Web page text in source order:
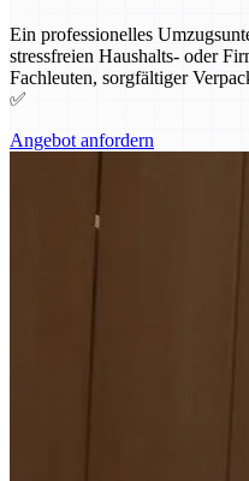
Ein professionelles
stressfreien Haushalts- oder
Fachleuten, sorgfältiger
✅
Angebot anfordern